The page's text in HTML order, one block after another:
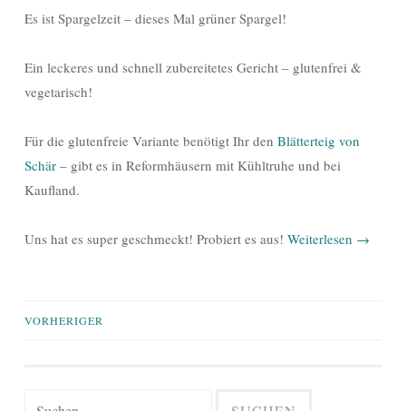
Es ist Spargelzeit – dieses Mal grüner Spargel!
Ein leckeres und schnell zubereitetes Gericht – glutenfrei &
vegetarisch!
Für die glutenfreie Variante benötigt Ihr den Blätterteig von
Schär – gibt es in Reformhäusern mit Kühltruhe und bei
Kaufland.
Uns hat es super geschmeckt! Probiert es aus! Weiterlesen →
Beiträge-
VORHERIGER
Suchen